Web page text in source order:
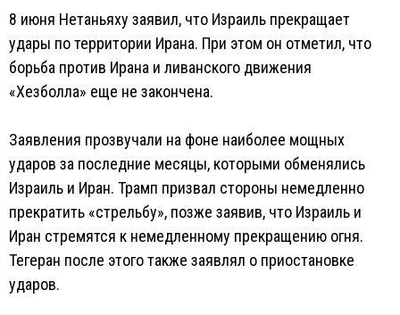
8 июня Нетаньяху заявил, что Израиль прекращает
удары по территории Ирана. При этом он отметил, что
борьба против Ирана и ливанского движения
«Хезболла» еще не закончена.
Заявления прозвучали на фоне наиболее мощных
ударов за последние месяцы, которыми обменялись
Израиль и Иран. Трамп призвал стороны немедленно
прекратить «стрельбу», позже заявив, что Израиль и
Иран стремятся к немедленному прекращению огня.
Тегеран после этого также заявлял о приостановке
ударов.